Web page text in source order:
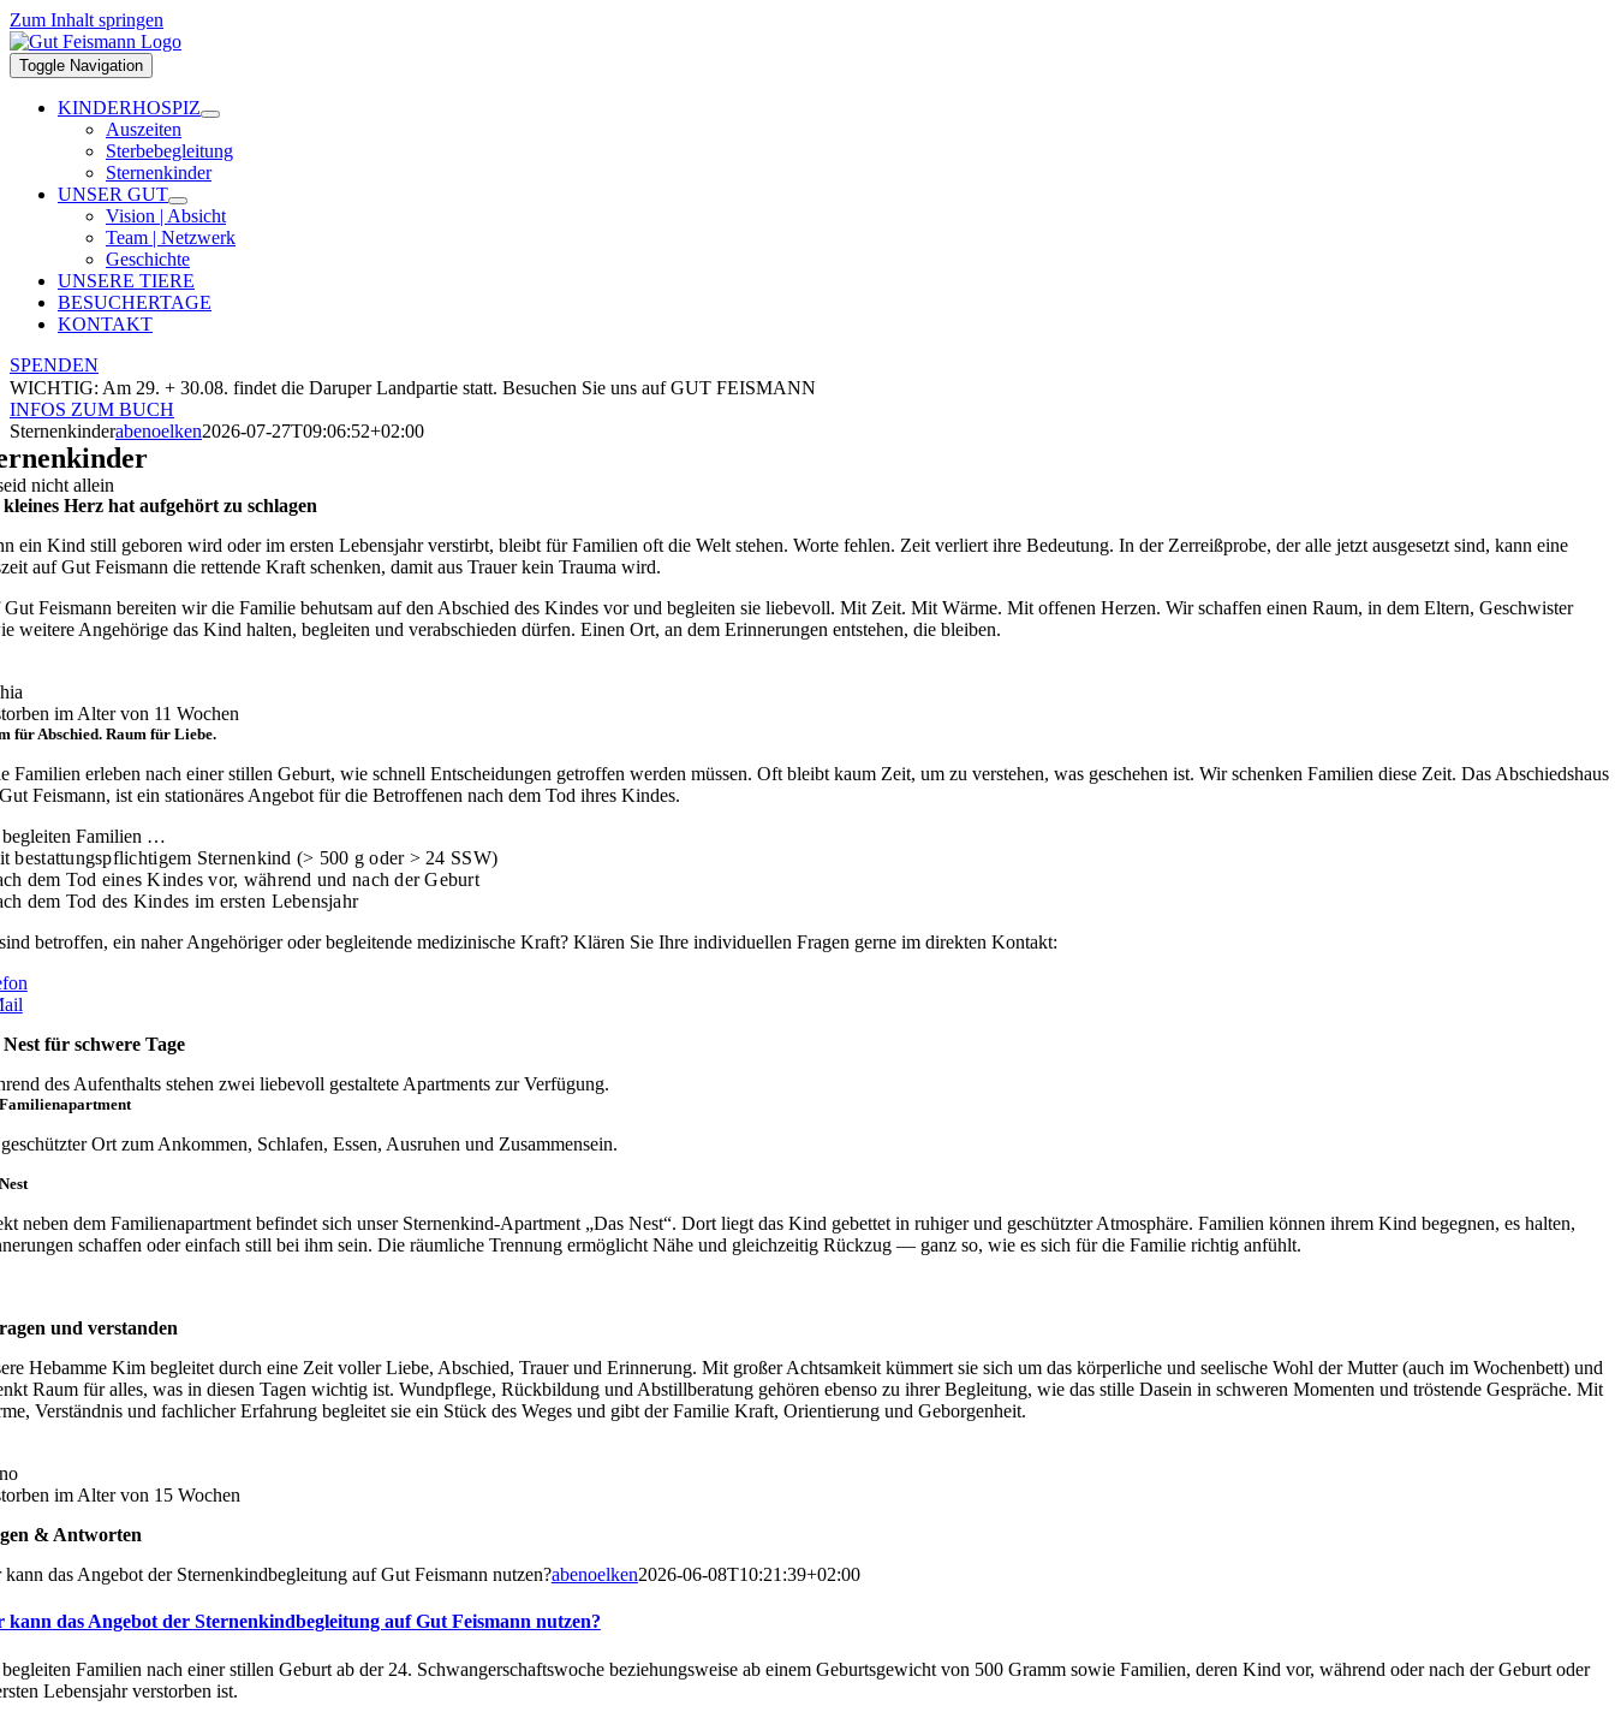
Zum Inhalt springen
Toggle Navigation
KINDERHOSPIZ
Auszeiten
Sterbebegleitung
Sternenkinder
UNSER GUT
Vision | Absicht
Team | Netzwerk
Geschichte
UNSERE TIERE
BESUCHERTAGE
KONTAKT
SPENDEN
WICHTIG: Am 29. + 30.08. findet die Daruper Landpartie statt. Besuchen Sie uns auf GUT FEISMANN
INFOS ZUM BUCH
Sternenkinderabenoelken2026-07-27T09:06:52+02:00
nicht allein
Herz hat aufgehört zu schlagen
ein Kind still geboren wird oder im ersten Lebensjahr verstirbt, bleibt für Familien oft die Welt stehen. Worte fehlen. Zeit verliert ihre Bedeutung. In der Zerreißprobe, der alle jetzt ausgesetzt sind, kann eine
auf Gut Feismann die rettende Kraft schenken, damit aus Trauer kein Trauma wird.
Feismann bereiten wir die Familie behutsam auf den Abschied des Kindes vor und begleiten sie liebevoll. Mit Zeit. Mit Wärme. Mit offenen Herzen. Wir schaffen einen Raum, in dem Eltern, Geschwister
weitere Angehörige das Kind halten, begleiten und verabschieden dürfen. Einen Ort, an dem Erinnerungen entstehen, die bleiben.
im Alter von 11 Wochen
für Abschied. Raum für Liebe.
Familien erleben nach einer stillen Geburt, wie schnell Entscheidungen getroffen werden müssen. Oft bleibt kaum Zeit, um zu verstehen, was geschehen ist. Wir schenken Familien diese Zeit. Das Abschiedshaus
Feismann, ist ein stationäres Angebot für die Betroffenen nach dem Tod ihres Kindes.
Familien …
bestattungspflichtigem Sternenkind (> 500 g oder > 24 SSW)
dem Tod eines Kindes vor, während und nach der Geburt
dem Tod des Kindes im ersten Lebensjahr
betroffen, ein naher Angehöriger oder begleitende medizinische Kraft? Klären Sie Ihre individuellen Fragen gerne im direkten Kontakt:
für schwere Tage
des Aufenthalts stehen zwei liebevoll gestaltete Apartments zur Verfügung.
Ort zum Ankommen, Schlafen, Essen, Ausruhen und Zusammensein.
neben dem Familienapartment befindet sich unser Sternenkind-Apartment „Das Nest“. Dort liegt das Kind gebettet in ruhiger und geschützter Atmosphäre. Familien können ihrem Kind begegnen, es halten,
schaffen oder einfach still bei ihm sein. Die räumliche Trennung ermöglicht Nähe und gleichzeitig Rückzug — ganz so, wie es sich für die Familie richtig anfühlt.
und verstanden
Hebamme Kim begleitet durch eine Zeit voller Liebe, Abschied, Trauer und Erinnerung. Mit großer Achtsamkeit kümmert sie sich um das körperliche und seelische Wohl der Mutter (auch im Wochenbett) und
Raum für alles, was in diesen Tagen wichtig ist. Wundpflege, Rückbildung und Abstillberatung gehören ebenso zu ihrer Begleitung, wie das stille Dasein in schweren Momenten und tröstende Gespräche. Mit
Verständnis und fachlicher Erfahrung begleitet sie ein Stück des Weges und gibt der Familie Kraft, Orientierung und Geborgenheit.
im Alter von 15 Wochen
& Antworten
kann das Angebot der Sternenkindbegleitung auf Gut Feismann nutzen?abenoelken2026-06-08T10:21:39+02:00
kann das Angebot der Sternenkindbegleitung auf Gut Feismann nutzen?
Familien nach einer stillen Geburt ab der 24. Schwangerschaftswoche beziehungsweise ab einem Geburtsgewicht von 500 Gramm sowie Familien, deren Kind vor, während oder nach der Geburt oder
Lebensjahr verstorben ist.